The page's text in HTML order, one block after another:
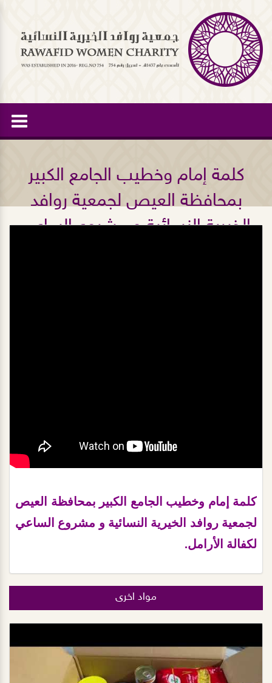
كلمة إمام وخطيب الجامع الكبير
بمحافظة العيص لجمعية روافد
الخيرية النسائية و مشروع الساعي
كلمة إمام وخطيب الجامع الكبير بمحافظة العيص
لجمعية روافد الخيرية النسائية و مشروع الساعي
لكفالة الأرامل.
مواد اخرى